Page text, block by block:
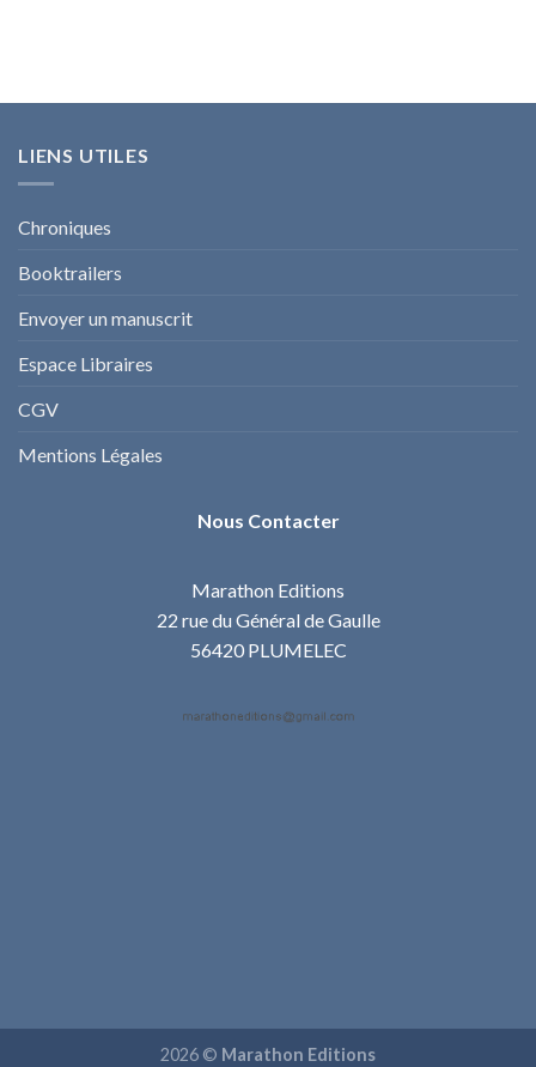
LIENS UTILES
Chroniques
Booktrailers
Envoyer un manuscrit
Espace Libraires
CGV
Mentions Légales
Nous Contacter
Marathon Editions
22 rue du Général de Gaulle
56420 PLUMELEC
2026 © Marathon Editions